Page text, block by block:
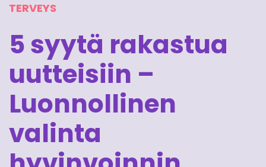
TERVEYS
5 syytä rakastua
uutteisiin –
Luonnollinen
valinta